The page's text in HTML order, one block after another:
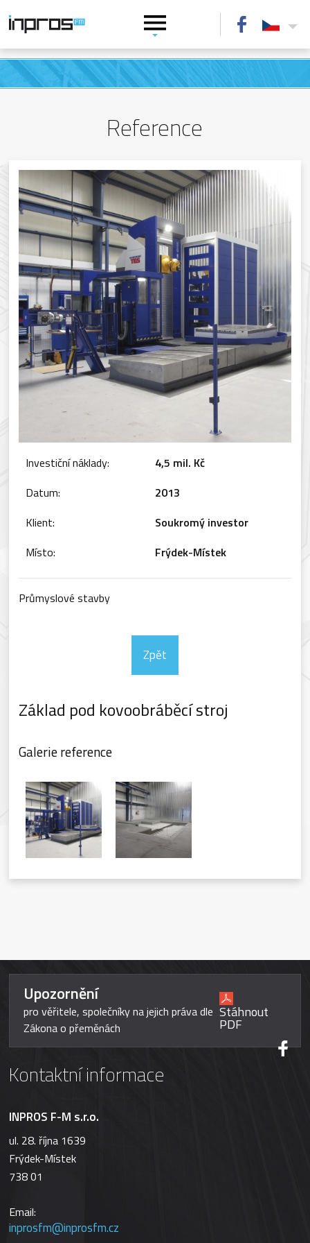
Reference
Investiční náklady:
4,5 mil. Kč
Datum:
2013
Klient:
Soukromý investor
Místo:
Frýdek-Místek
Průmyslové stavby
Zpět
Základ pod kovoobráběcí stroj
Galerie reference
Upozornění
pro věřitele, společníky na jejich práva dle
Zákona o přeměnách
Stáhnout
PDF
Kontaktní informace
INPROS F-M s.r.o.
ul. 28. října 1639
Frýdek-Místek
738 01
Email:
inprosfm@inprosfm.cz